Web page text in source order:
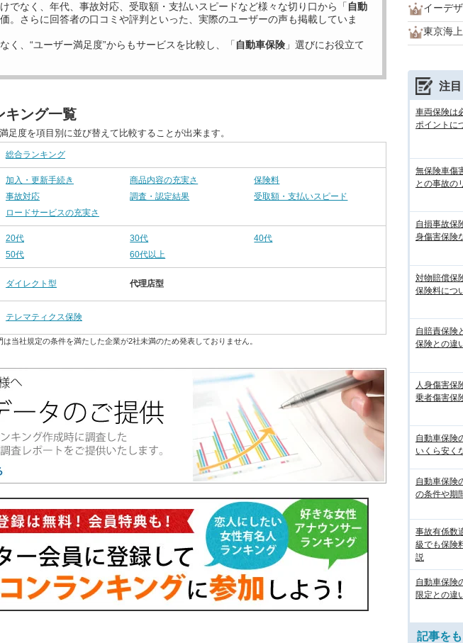
でなく、年代、事故対応、受取額・支払いスピードなど様々な切り口から「 自動
価。さらに回答者の口コミや評判といった、実際のユーザーの声も掲載していま
く、“ユーザー満足度”からもサービスを比較し、「 自動車保険 」選びにお役立て
キング一覧
足度を項目別に並び替えて比較することが出来ます。
総合ランキング
加入・更新手続き 商品内容の充実さ
保険料
事故対応
調査・認定結果
受取額・支払いスピード
ロードサービスの充実さ
20代 30代
40代
50代
60代以上
ダイレクト型 代理店型
テレマティクス保険
当社規定の条件を満たした企業が2社未満のため発表しておりません。
イーデ
東京海
注
車両保険は
ポイントに
無保険車傷
との事故の
自損事故保
身傷害保険
対物賠償保
保険料につ
自賠責保険
保険との違
人身傷害保
乗者傷害保
自動車保険
いくら安く
自動車保険
の条件や期
事故有係数
級でも保険
説
自動車保険
限定との違
記事を